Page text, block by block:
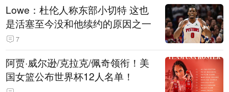
Lowe：杜伦人称东部小切特 这也
是活塞至今没和他续约的原因之一
7
阿贾·威尔逊/克拉克/佩奇领衔！美
国女篮公布世界杯12人名单！